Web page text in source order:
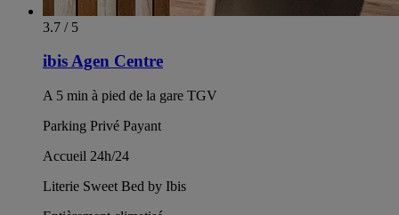
3.7 / 5
ibis Agen Centre
A 5 min à pied de la gare TGV
Parking Privé Payant
Accueil 24h/24
Literie Sweet Bed by Ibis